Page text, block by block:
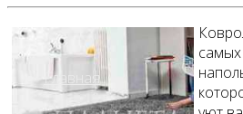
Главная